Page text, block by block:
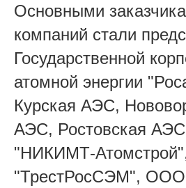
Основными
компаний стали
Государственной
атомной энергии
Курская АЭС,
АЭС, Ростовская
"НИКИМТ-
"ТрестРосСЭМ",